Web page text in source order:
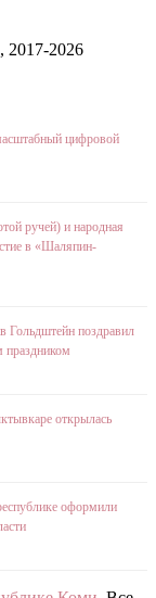
2017-2026
цифровой
ручей) и народная
в «Шаляпин-
Гольдштейн поздравил
праздником
открылась
оформили